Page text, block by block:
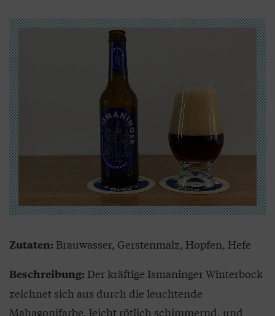
Zutaten: Brauwasser, Gerstenmalz, Hopfen, Hefe
Beschreibung: Der kräftige Ismaninger Winterbock
zeichnet sich aus durch die leuchtende
Mahagonifarbe, leicht rötlich schimmernd, und